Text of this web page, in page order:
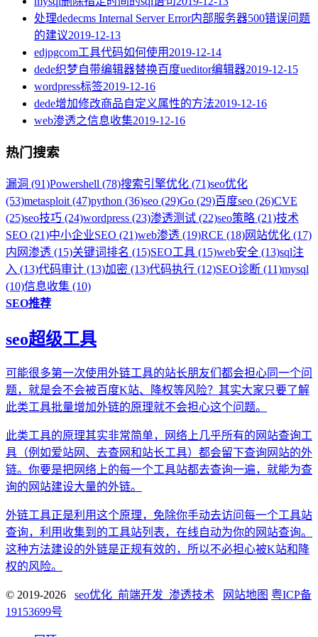
处理dedecms Internal Server Error内部服务器500错误问题
的建议2019-12-13
edjpgcom工具代码如何使用 2019-12-14
dede织梦自带编辑器替换百度ueditor编辑器2019-12-15
wordpress标签2019-12-16
dede增加修改商品自定义属性的方法2019-12-16
web渗透之信息收集2019-12-16
热门搜索
漏洞 (91)Powershell (78)搜索引擎优化 (71)seo优化
(53)metasploit (47)python (36)seo (29)Go (29)百度seo (26)CVE
(25)seo技巧 (24)wordpress (23)渗透测试 (22)seo策略 (21)技术
SEO (21)中小企业SEO (21)web渗透 (19)RCE (18)网站优化 (17)
内网渗透 (15)关键词排名 (15)SEO工具 (15)web安全 (13)sql注
入 (13)代码审计 (13)加密 (13)代码执行 (12)SEO诊断 (11)mysql
(10)信息收集 (10)
SEO推荐
seo超级工具
可能很多第一次使用外链工具的站长朋友们都会担心同一个问
题，就是会不会被百度K站、降权等风险？其实大家只要了解
此类工具批量增加外链的原理就不会担心这个问题。
此类工具的原理其实非常简单，网络上几乎所有的网站查询工
具（例如爱站网、去查网和站长工具）都会留下查询网站的外
链。你要是把网络上的每一个工具站都去查询一遍，就能为查
询的网站建设大量的外链。
外链工具正是利用这个原理，免除你手动去访问每一个工具站
查询，利用收集到的工具站列表，在线自动为你的网站查询。
这种方法建设的外链是正规有效的，所以不必担心被K站和降
权的风险。
© 2019-2026 seo优化_前端开发_渗透技术 网站地图 粤ICP备
19153699号